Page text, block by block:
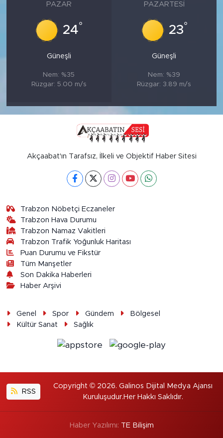
PAZAR
24°
Güneşli
Nem: %35
Rüzgar: 5.00 m/s
PAZARTESI
23°
Güneşli
Nem: %39
Rüzgar: 3.89 m/s
Akçaabat'ın Tarafsız, İlkeli ve Objektif Haber Sitesi
Trabzon Nöbetçi Eczaneler
Trabzon Hava Durumu
Trabzon Namaz Vakitleri
Trabzon Trafik Yoğunluk Haritası
Puan Durumu ve Fikstür
Tüm Manşetler
Son Dakika Haberleri
Haber Arşivi
Genel Spor Gündem
Bölgesel
Kültür Sanat
Sağlık
RSS
Copyright © 2026. Galinos Dijital Medya Ajansı
Kuruluşudur.Her Hakkı Saklıdır.
Haber Yazılımı: TE Bilişim